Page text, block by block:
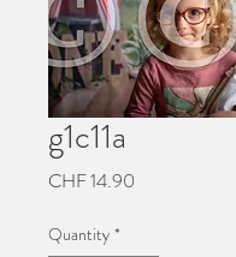
g1c11a
CHF 14.90
Quantity *